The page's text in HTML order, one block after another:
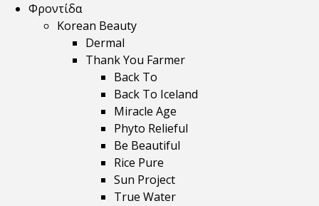
Φροντίδα
Korean Beauty
Dermal
Thank You Farmer
Back To
Back To Iceland
Miracle Age
Phyto Relieful
Be Beautiful
Rice Pure
Sun Project
True Water